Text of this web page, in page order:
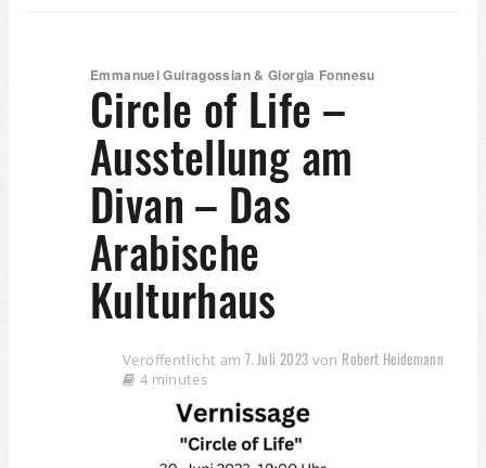
Emmanuel Guiragossian & Giorgia Fonnesu
Circle of Life –
Ausstellung am
Divan – Das
Arabische
Kulturhaus
Veröffentlicht am 7. Juli 2023 von Robert Heidemann
4 minutes